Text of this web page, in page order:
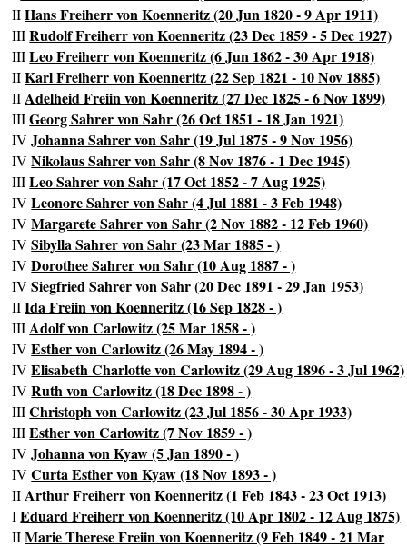
IIHans Freiherr von Koenneritz (20 Jun 1820 - 9 Apr 1911)
IIIRudolf Freiherr von Koenneritz (23 Dec 1859 - 5 Dec 1927)
IIILeo Freiherr von Koenneritz (6 Jun 1862 - 30 Apr 1918)
IIKarl Freiherr von Koenneritz (22 Sep 1821 - 10 Nov 1885)
IIAdelheid Freiin von Koenneritz (27 Dec 1825 - 6 Nov 1899)
IIIGeorg Sahrer von Sahr (26 Oct 1851 - 18 Jan 1921)
IVJohanna Sahrer von Sahr (19 Jul 1875 - 9 Nov 1956)
IVNikolaus Sahrer von Sahr (8 Nov 1876 - 1 Dec 1945)
IIILeo Sahrer von Sahr (17 Oct 1852 - 7 Aug 1925)
IVLeonore Sahrer von Sahr (4 Jul 1881 - 3 Feb 1948)
IVMargarete Sahrer von Sahr (2 Nov 1882 - 12 Feb 1960)
IVSibylla Sahrer von Sahr (23 Mar 1885 - )
IVDorothee Sahrer von Sahr (10 Aug 1887 - )
IVSiegfried Sahrer von Sahr (20 Dec 1891 - 29 Jan 1953)
IIIda Freiin von Koenneritz (16 Sep 1828 - )
IIIAdolf von Carlowitz (25 Mar 1858 - )
IVEsther von Carlowitz (26 May 1894 - )
IVElisabeth Charlotte von Carlowitz (29 Aug 1896 - 3 Jul 1962)
IVRuth von Carlowitz (18 Dec 1898 - )
IIIChristoph von Carlowitz (23 Jul 1856 - 30 Apr 1933)
IIIEsther von Carlowitz (7 Nov 1859 - )
IVJohanna von Kyaw (5 Jan 1890 - )
IVCurta Esther von Kyaw (18 Nov 1893 - )
IIArthur Freiherr von Koenneritz (1 Feb 1843 - 23 Oct 1913)
IEduard Freiherr von Koenneritz (10 Apr 1802 - 12 Aug 1875)
IIMarie Therese Freiin von Koenneritz (9 Feb 1849 - 21 Mar